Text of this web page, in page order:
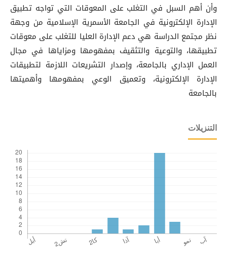
وأن أهم السبل في التغلب على المعوقات التي تواجه تطبيق
الإدارة الإلكترونية في الجامعة الأسمرية الإسلامية من وجهة
نظر مجتمع الدراسة هي دعم الإدارة العليا للتغلب على معوقات
تطبيقها، والتوعية والتثقيف بمفهومها ومزاياها في مجال
العمل الإداري بالجامعة، وإصدار التشريعات اللازمة لتطبيقات
الإدارة الإلكترونية، وتعميق الوعي بمفهومها وأهميتها
بالجامعة
التنزيلات